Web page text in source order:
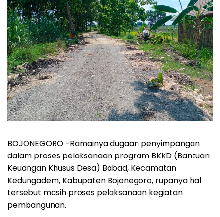
BOJONEGORO -Ramainya dugaan penyimpangan
dalam proses pelaksanaan program BKKD (Bantuan
Keuangan Khusus Desa) Babad, Kecamatan
Kedungadem, Kabupaten Bojonegoro, rupanya hal
tersebut masih proses pelaksanaan kegiatan
pembangunan.